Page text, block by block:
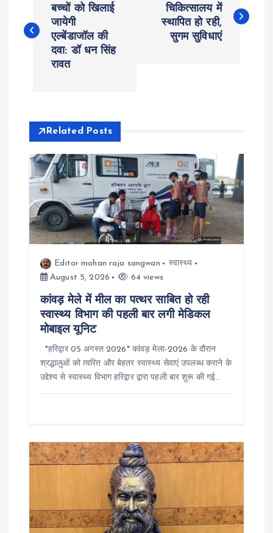
s
v
g
बच्चों को खिलाई
जायेगी
एल्बेंडाजॉल की
दवा: डॉ धन सिंह
रावत
चिकित्सालय में
स्थापित हो रही,
सुगम सुविधाएं
Related Posts
Editor mohan raja sangwan
स्वास्थ्य
August 5, 2026
64 views
कांवड़ मेले में मील का पत्थर साबित हो रही
स्वास्थ्य विभाग की पहली बार लगी मेडिकल
मोबाइल यूनिट
*हरिद्वार 05 अगस्त 2026* कांवड़ मेला-2026 के दौरान
श्रद्धालुओं को त्वरित और बेहतर स्वास्थ्य सेवाएं उपलब्ध कराने के
उद्देश्य से स्वास्थ्य विभाग हरिद्वार द्वारा पहली बार शुरू की गई…